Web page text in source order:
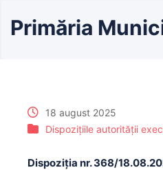
Primăria
18 august 2025
Dispozițiile autorității
Dispoziția nr. 368/